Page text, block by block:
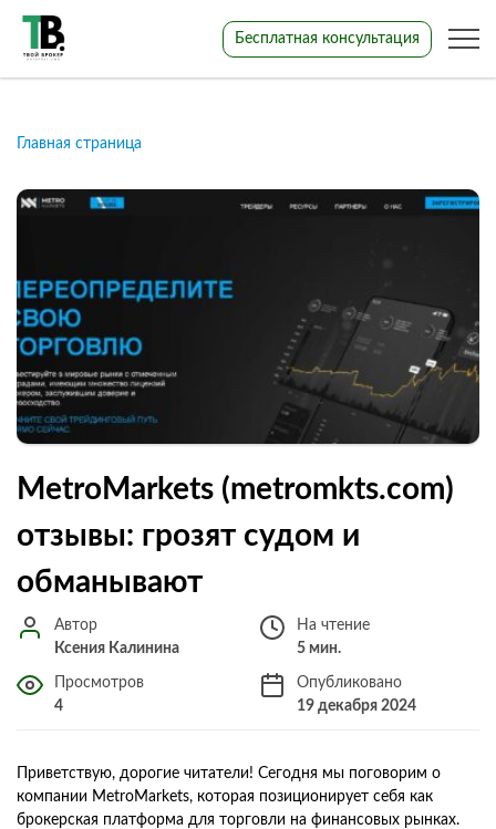
Бесплатная консультация
Главная страница
MetroMarkets (metromkts.com)
отзывы: грозят судом и
обманывают
Автор
Ксения Калинина
На чтение
5 мин.
Просмотров
4
Опубликовано
19 декабря 2024
Приветствую, дорогие читатели! Сегодня мы поговорим о
компании MetroMarkets, которая позиционирует себя как
брокерская платформа для торговли на финансовых рынках.